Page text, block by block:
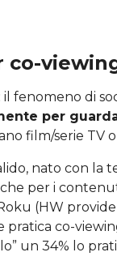
co-
fenomeno di
per
film/serie TV
nato con la
per i
(HW
pratica co-
un 34% lo